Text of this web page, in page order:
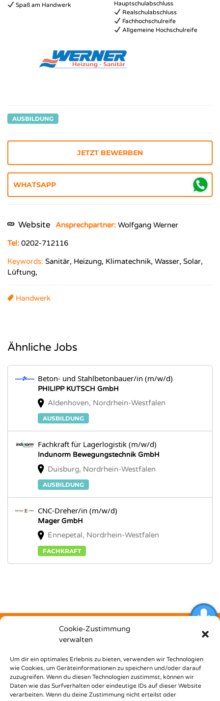
Cookie-Zustimmung
verwalten
Um dir ein optimales Erlebnis zu bieten, verwenden wir Technologien
wie Cookies, um Geräteinformationen zu speichern und/oder darauf
zuzugreifen. Wenn du diesen Technologien zustimmst, können wir
Daten wie das Surfverhalten oder eindeutige IDs auf dieser Website
verarbeiten. Wenn du deine Zustimmung nicht erteilst oder
Spaß am Handwerk
Hauptschulabschluss
Realschulabschluss
Fachhochschulreife
Allgemeine Hochschulreife
AUSBILDUNG
JETZT BEWERBEN
Website Ansprechpartner: Wolfgang Werner
Tel: 0202-712116
Keywords: Sanitär, Heizung, Klimatechnik, Wasser, Solar,
Lüftung,
Handwerk
Ähnliche Jobs
Beton- und Stahlbetonbauer/in (m/w/d)
PHILIPP KUTSCH GmbH
Aldenhoven, Nordrhein-Westfalen
AUSBILDUNG
Fachkraft für Lagerlogistik (m/w/d)
Indunorm Bewegungstechnik GmbH
Duisburg, Nordrhein-Westfalen
AUSBILDUNG
CNC-Dreher/in (m/w/d)
Mager GmbH
Ennepetal, Nordrhein-Westfalen
FACHKRAFT
unterstützt dich Nest Bildungsbar bei deinem Weg in den
Beruf!